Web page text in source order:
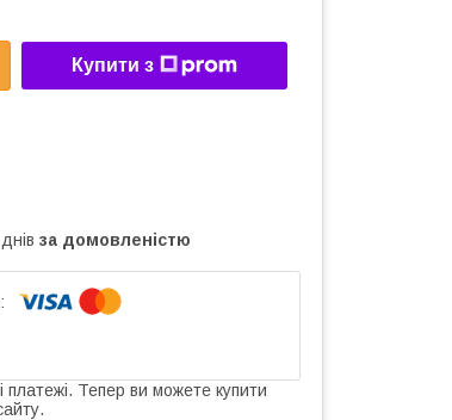
Купити з
за домовленістю
платежі. Тепер ви можете купити